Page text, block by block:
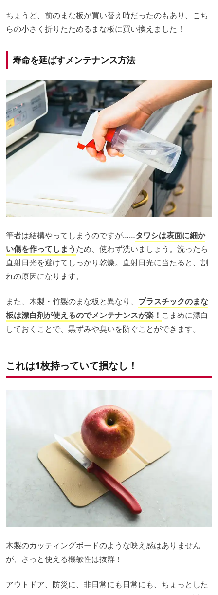
ちょうど、前のまな板が買い替え時だったのもあり、こち
らの小さく折りたためるまな板に買い換えました！
寿命を延ばすメンテナンス方法
筆者は結構やってしまうのですが……タワシは表面に細か
い傷を作ってしまうため、使わず洗いましょう。洗ったら
直射日光を避けてしっかり乾燥。直射日光に当たると、割
れの原因になります。
また、木製・竹製のまな板と異なり、 プラスチックのまな
板は漂白剤が使えるのでメンテナンスが楽！ こまめに漂白
しておくことで、黒ずみや臭いを防ぐことができます。
これは1枚持っていて損なし！
木製のカッティングボードのような映え感はありません
が、さっと使える機敏性は抜群！
アウトドア、防災に、非日常にも日常にも、ちょっとした